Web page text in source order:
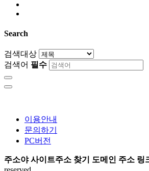
Search
검색대상
검색어 필수
이용안내
문의하기
PC버전
주소야 사이트주소 찾기 도메인 주소 링